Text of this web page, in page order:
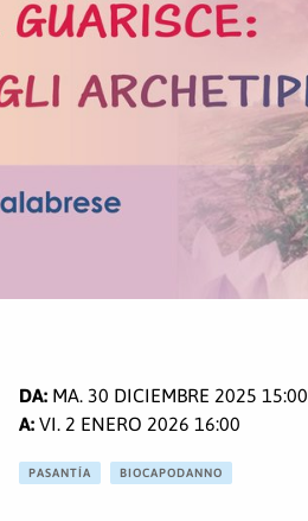
VI. 2 ENERO 2026 16:00
MA. 30 DICIEMBRE 2025 15:00
PASANTÍA BIOCAPODANNO